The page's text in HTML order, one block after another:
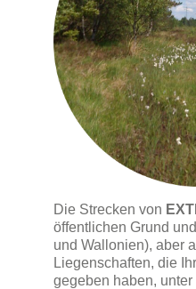
Die Strecken von
öffentlichen Grund
und Wallonien), aber
Liegenschaften, die
gegeben haben,